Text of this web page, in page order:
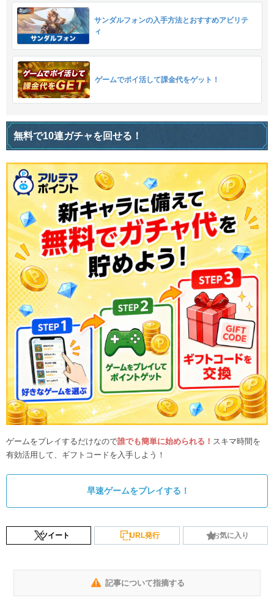
サンダルフォンの入手方法とおすすめアビリテ
ィ
ゲームでポイ活して課金代をゲット！
無料で10連ガチャを回せる！
ゲームをプレイするだけなので誰でも簡単に始められる！ スキマ時間を
有効活用して、ギフトコードを入手しよう！
早速ゲームをプレイする！
ツイート URL発行 お気に入り
記事について指摘する